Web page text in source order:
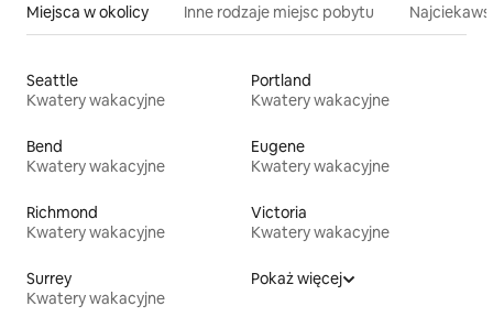
Miejsca w okolicy Inne rodzaje miejsc pobytu
Seattle
Kwatery wakacyjne
Portland
Kwatery wakacyjne
Bend
Kwatery wakacyjne
Eugene
Kwatery wakacyjne
Richmond
Kwatery wakacyjne
Victoria
Kwatery wakacyjne
Surrey
Kwatery wakacyjne
Pokaż więcej